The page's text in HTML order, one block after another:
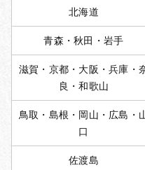
北海道
青森・秋田・岩手
滋賀・京都・大阪・兵庫・
良・和歌山
鳥取・島根・岡山・広島・
口
佐渡島